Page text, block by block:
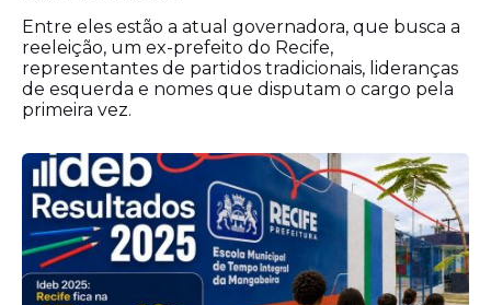
Entre eles estão a atual governadora, que busca a
reeleição, um ex-prefeito do Recife,
representantes de partidos tradicionais, lideranças
de esquerda e nomes que disputam o cargo pela
primeira vez.